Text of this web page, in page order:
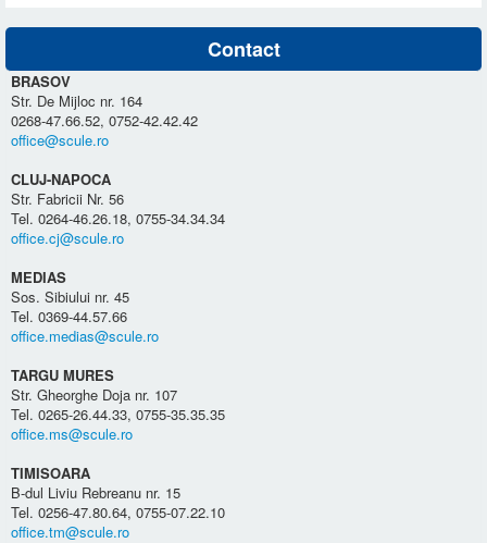
Contact
BRASOV
Str. De Mijloc nr. 164
0268-47.66.52, 0752-42.42.42
office@scule.ro
CLUJ-NAPOCA
Str. Fabricii Nr. 56
Tel. 0264-46.26.18, 0755-34.34.34
office.cj@scule.ro
MEDIAS
Sos. Sibiului nr. 45
Tel. 0369-44.57.66
office.medias@scule.ro
TARGU MURES
Str. Gheorghe Doja nr. 107
Tel. 0265-26.44.33, 0755-35.35.35
office.ms@scule.ro
TIMISOARA
B-dul Liviu Rebreanu nr. 15
Tel. 0256-47.80.64, 0755-07.22.10
office.tm@scule.ro